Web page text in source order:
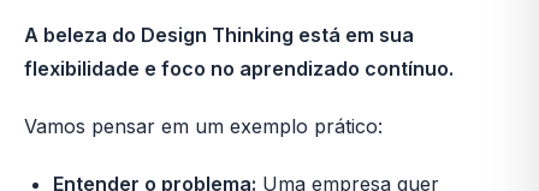
A beleza do Design Thinking está em sua
flexibilidade e foco no aprendizado contínuo.
Vamos pensar em um exemplo prático:
Entender o problema: Uma empresa quer